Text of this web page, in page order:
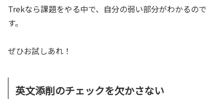
Trekなら課題をやる中で、自分の弱い部分がわかるので
す。
ぜひお試しあれ！
英文添削のチェックを欠かさない